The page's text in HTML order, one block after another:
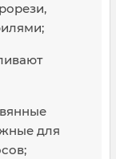
для